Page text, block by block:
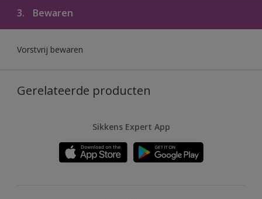
3. Bewaren
Vorstvrij bewaren
Gerelateerde producten
Sikkens Expert App